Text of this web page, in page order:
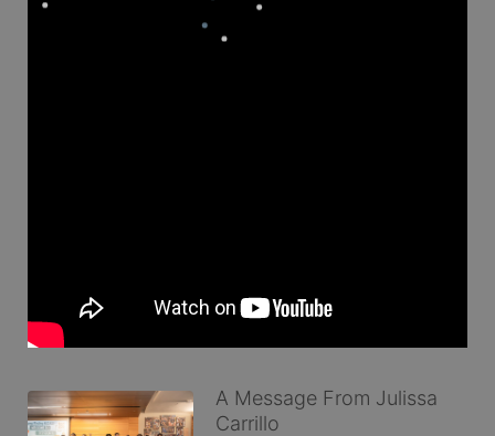
A Message From Julissa
Carrillo